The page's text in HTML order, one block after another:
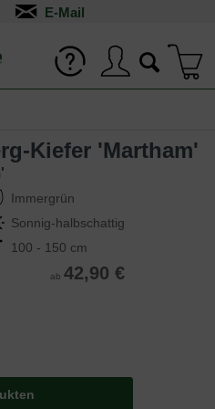
Kiefer 'Martham'
Immergrün
Sonnig-halbschattig
100 - 150 cm
ab 42,90 €